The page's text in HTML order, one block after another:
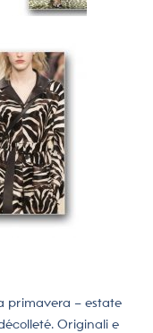
primavera – estate
Originali e